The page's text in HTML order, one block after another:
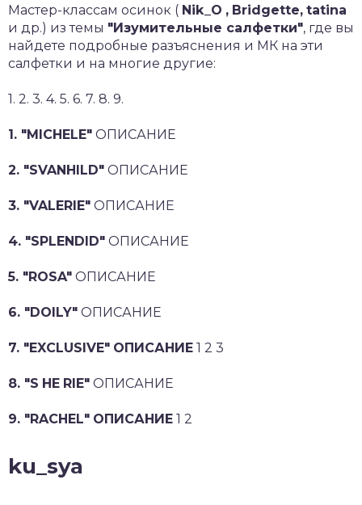
Мастер-классам осинок ( Nik_O , Bridgette, tatina
и др.) из темы "Изумительные салфетки", где вы
найдете подробные разъяснения и МК на эти
салфетки и на многие другие:
1. 2. 3. 4. 5. 6. 7. 8. 9.
1. "MICHELE" ОПИСАНИЕ
2. "SVANHILD" ОПИСАНИЕ
3. "VALERIE" ОПИСАНИЕ
4. "SPLENDID" ОПИСАНИЕ
5. "ROSA" ОПИСАНИЕ
6. "DOILY" ОПИСАНИЕ
7. "EXCLUSIVE" ОПИСАНИЕ 1 2 3
8. "S HE RIE" ОПИСАНИЕ
9. "RACHEL" ОПИСАНИЕ 1 2
ku_sya